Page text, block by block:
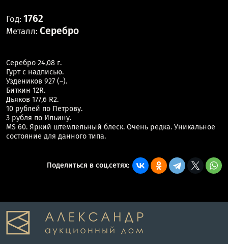
Год: 1762
Металл: Серебро
Серебро 24,08 г.
Гурт с надписью.
Уздеников 927 (–).
Биткин 12R.
Дьяков 177,6 R2.
10 рублей по Петрову.
3 рубля по Ильину.
MS 60. Яркий штемпельный блеск. Очень редка. Уникальное
состояние для данного типа.
Поделиться в соц.сетях: